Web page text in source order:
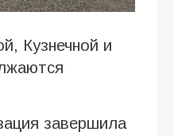
Кузнечной и
завершила